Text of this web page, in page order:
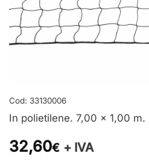
Cod: 33130006
In polietilene. 7,00 x 1,00 m.
32,60€ + IVA